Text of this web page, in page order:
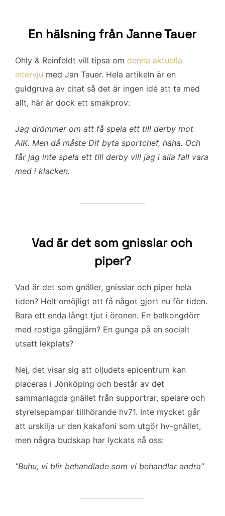
En hälsning från Janne Tauer
Ohly & Reinfeldt vill tipsa om denna aktuella
intervju med Jan Tauer. Hela artikeln är en
guldgruva av citat så det är ingen idé att ta med
allt, här är dock ett smakprov:
Jag drömmer om att få spela ett till derby mot
AIK. Men då måste Dif byta sportchef, haha. Och
får jag inte spela ett till derby vill jag i alla fall vara
med i klacken.
Vad är det som gnisslar och
piper?
Vad är det som gnäller, gnisslar och piper hela
tiden? Helt omöjligt att få något gjort nu för tiden.
Bara ett enda långt tjut i öronen. En balkongdörr
med rostiga gångjärn? En gunga på en socialt
utsatt lekplats?
Nej, det visar sig att oljudets epicentrum kan
placeras i Jönköping och består av det
sammanlagda gnället från supportrar, spelare och
styrelsepampar tillhörande hv71. Inte mycket går
att urskilja ur den kakafoni som utgör hv-gnället,
men några budskap har lyckats nå oss:
”Buhu, vi blir behandlade som vi behandlar andra”